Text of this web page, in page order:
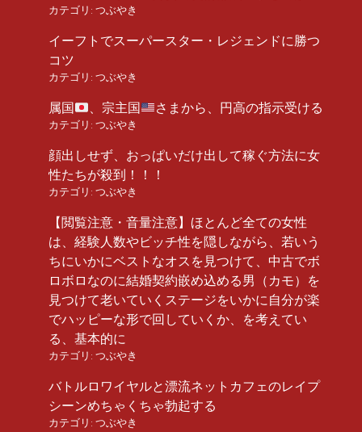
カテゴリ: つぶやき
イーフトでスーパースター・レジェンドに勝つ
コツ
カテゴリ: つぶやき
属国 、宗主国 さまから、円高の指示受ける
カテゴリ: つぶやき
顔出しせず、おっぱいだけ出して稼ぐ方法に女
性たちが殺到！！！
カテゴリ: つぶやき
【閲覧注意・音量注意】ほとんど全ての女性
は、経験人数やビッチ性を隠しながら、若いう
ちにいかにベストなオスを見つけて、中古でボ
ロボロなのに結婚契約嵌め込める男（カモ）を
見つけて老いていくステージをいかに自分が楽
でハッピーな形で回していくか、を考えてい
る、基本的に
カテゴリ: つぶやき
バトルロワイヤルと漂流ネットカフェのレイプ
シーンめちゃくちゃ勃起する
カテゴリ: つぶやき